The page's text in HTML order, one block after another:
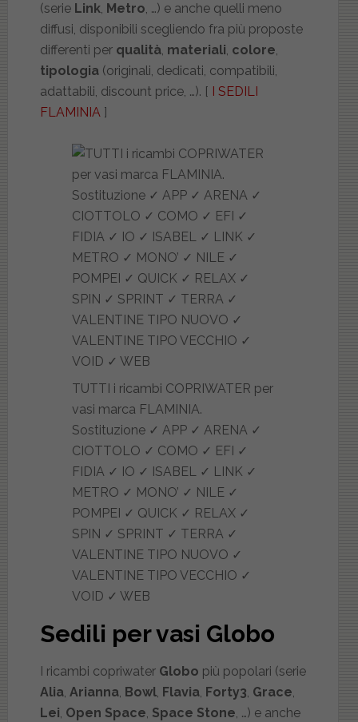
(serie Link, Metro, …) e anche quelli meno
diffusi, disponibili scegliendo fra più proposte
differenti per qualità, materiali, colore,
tipologia(originali, dedicati, compatibili,
adattabili, discount price, …). [ I SEDILI
FLAMINIA]
TUTTI i ricambi COPRIWATER per
vasi marca FLAMINIA.
Sostituzione ✓ APP ✓ ARENA ✓
CIOTTOLO ✓ COMO ✓ EFI ✓
FIDIA ✓ IO ✓ ISABEL ✓ LINK ✓
METRO ✓ MONO’ ✓ NILE ✓
POMPEI ✓ QUICK ✓ RELAX ✓
SPIN ✓ SPRINT ✓ TERRA ✓
VALENTINE TIPO NUOVO ✓
VALENTINE TIPO VECCHIO ✓
VOID ✓ WEB
Sedili per vasi Globo
I ricambi copriwater Globo più popolari (serie
Alia, Arianna, Bowl, Flavia, Forty3, Grace,
Lei, Open Space, Space Stone, …) e anche